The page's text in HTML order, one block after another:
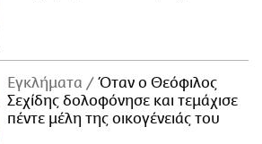
Εγκλήματα
Όταν ο Θεόφιλος
Σεχίδης δολοφόνησε και τεμάχισε
πέντε μέλη της οικογένειάς του